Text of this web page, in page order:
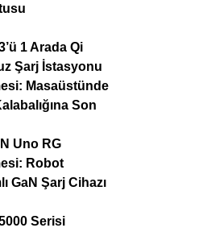
1 Arada Qi
Şarj İstasyonu
Masaüstünde
Son
Uno RG
Robot
GaN Şarj Cihazı
Serisi